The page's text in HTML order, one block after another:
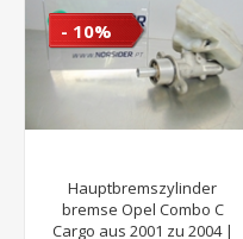
- 10%
Hauptbremszylinder
bremse Opel Combo C
Cargo aus 2001 zu 2004 |